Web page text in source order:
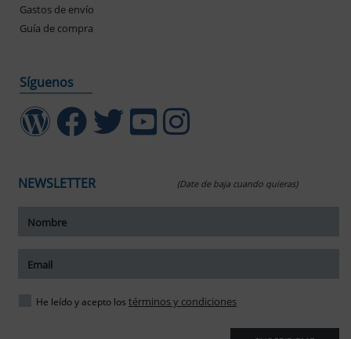
Gastos de envío
Guía de compra
Síguenos
NEWSLETTER (Date de baja cuando quieras)
He leído y acepto los términos y condiciones
tamaño del texto
del texto
espaciado del texto